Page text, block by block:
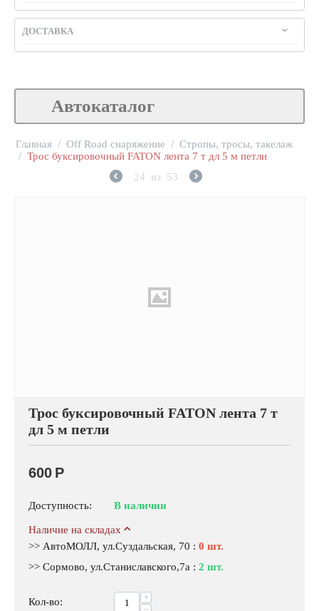
ДОСТАВКА
Автокаталог
Главная / Off Road снаряжение / Стропы, тросы, такелаж
/ Трос буксировочный FATON лента 7 т дл 5 м петли
24
из 53
Трос буксировочный FATON лента 7 т
дл 5 м петли
600 Р
Доступность: В наличии
Наличие на складах
>> АвтоМОЛЛ, ул.Суздальская, 70 : 0 шт.
>> Сормово, ул.Станиславского,7а : 2 шт.
Кол-во:
+